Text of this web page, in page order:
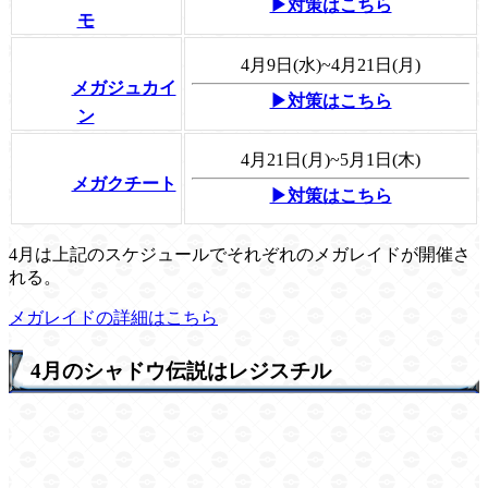
モ
▶対策はこちら
メガジュカイ
ン
4月9日(水)~4月21日(月)
▶対策はこちら
メガクチート
4月21日(月)~5月1日(木)
▶対策はこちら
4月は上記のスケジュールでそれぞれのメガレイドが開催さ
れる。
メガレイドの詳細はこちら
4月のシャドウ伝説はレジスチル